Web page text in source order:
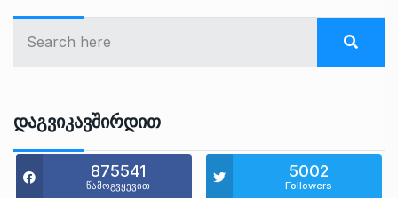
Დაგვიკავშირდით
875541
წამოგვყევით
5002
Followers